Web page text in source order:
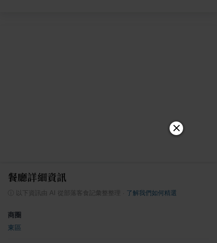
餐廳詳細資訊
以下資訊由 AI 從部落客食記彙整整理 了解我們如何精選
商圈
東區